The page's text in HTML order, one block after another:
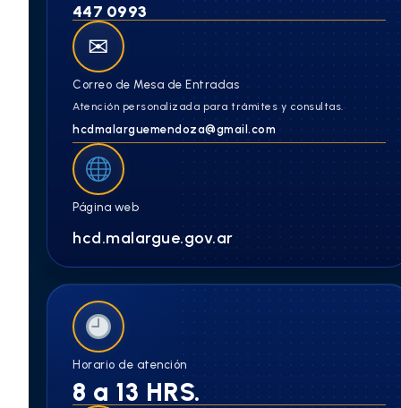
447 0993
✉
Correo de Mesa de Entradas
Atención personalizada para trámites y consultas.
hcdmalarguemendoza@gmail.com
Página web
hcd.malargue.gov.ar
Horario de atención
8 a 13 HRS.